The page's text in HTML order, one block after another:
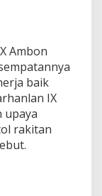
Ambon
baik
IX
upaya
rakitan